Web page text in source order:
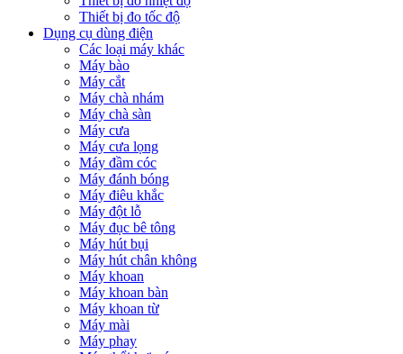
Thiết bị đo tốc độ
Dụng cụ dùng điện
Các loại máy khác
Máy bào
Máy cắt
Máy chà nhám
Máy chà sàn
Máy cưa
Máy cưa lọng
Máy đầm cóc
Máy đánh bóng
Máy điêu khắc
Máy đột lỗ
Máy đục bê tông
Máy hút bụi
Máy hút chân không
Máy khoan
Máy khoan bàn
Máy khoan từ
Máy mài
Máy phay